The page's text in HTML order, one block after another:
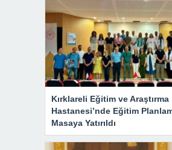
Kırklareli Eğitim ve Araştırma
Hastanesi’nde Eğitim
Masaya Yatırıldı